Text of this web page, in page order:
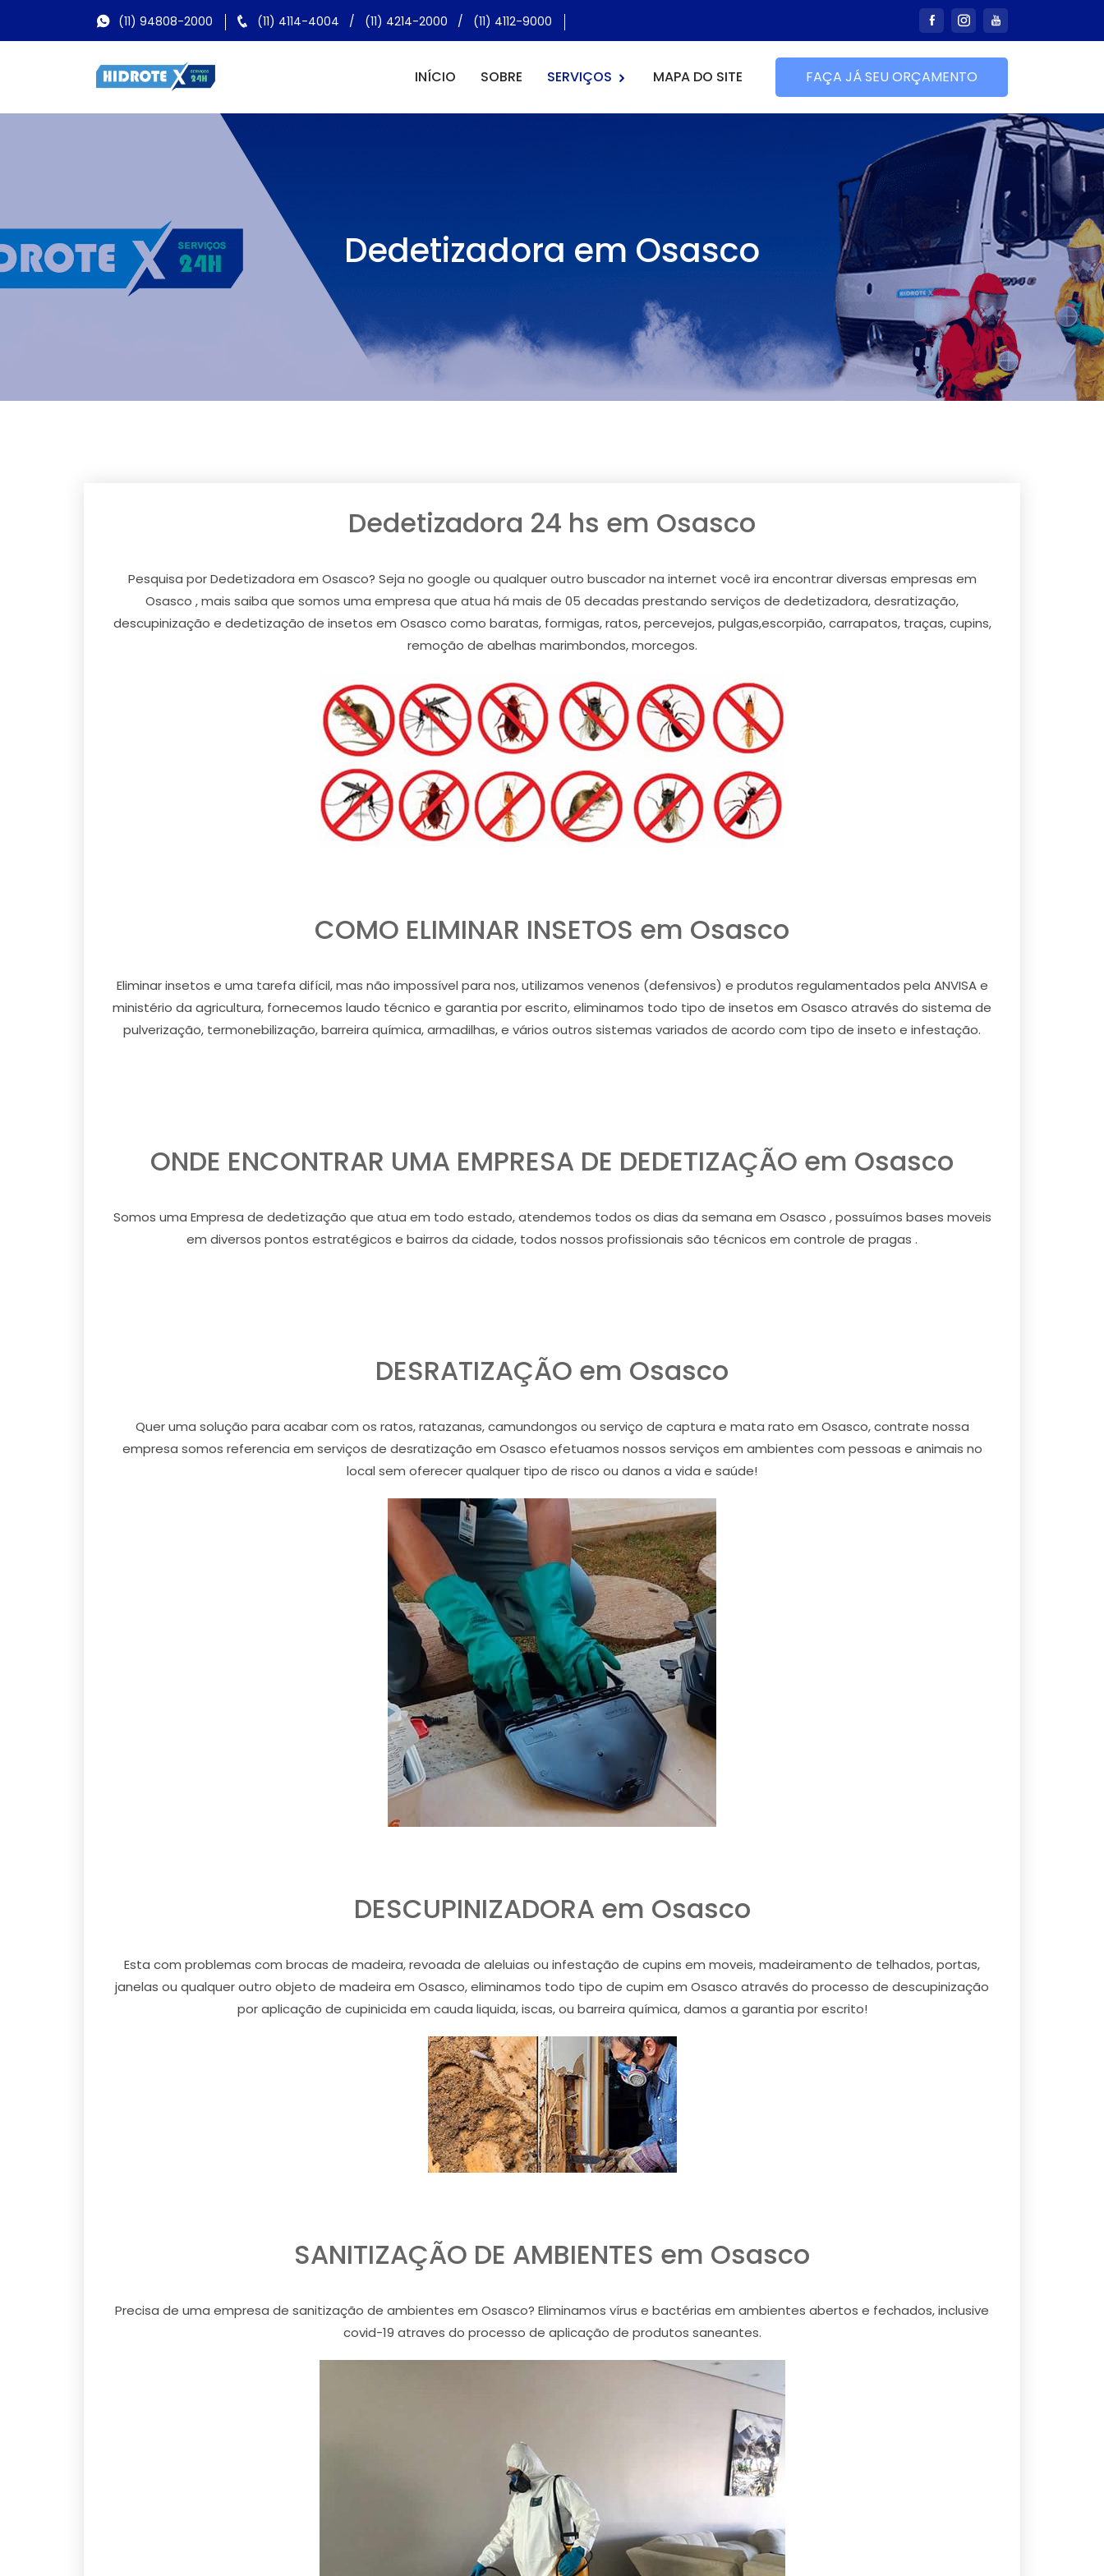
(11) 94808-2000 (11) 4114-4004 / (11) 4214-2000 / (11) 4112-9000
INÍCIO SOBRE SERVIÇOS MAPA DO SITE FAÇA JÁ SEU ORÇAMENTO
Dedetizadora em Osasco
Dedetizadora 24 hs em Osasco
Pesquisa por Dedetizadora em Osasco? Seja no google ou qualquer outro buscador na internet você ira encontrar diversas empresas em
Osasco , mais saiba que somos uma empresa que atua há mais de 05 decadas prestando serviços de dedetizadora, desratização,
descupinização e dedetização de insetos em Osasco como baratas, formigas, ratos, percevejos, pulgas,escorpião, carrapatos, traças, cupins,
remoção de abelhas marimbondos, morcegos.
COMO ELIMINAR INSETOS em Osasco
Eliminar insetos e uma tarefa difícil, mas não impossível para nos, utilizamos venenos (defensivos) e produtos regulamentados pela ANVISA e
ministério da agricultura, fornecemos laudo técnico e garantia por escrito, eliminamos todo tipo de insetos em Osasco através do sistema de
pulverização, termonebilização, barreira química, armadilhas, e vários outros sistemas variados de acordo com tipo de inseto e infestação.
ONDE ENCONTRAR UMA EMPRESA DE DEDETIZAÇÃO em Osasco
Somos uma Empresa de dedetização que atua em todo estado, atendemos todos os dias da semana em Osasco , possuímos bases moveis
em diversos pontos estratégicos e bairros da cidade, todos nossos profissionais são técnicos em controle de pragas .
DESRATIZAÇÃO em Osasco
Quer uma solução para acabar com os ratos, ratazanas, camundongos ou serviço de captura e mata rato em Osasco, contrate nossa
empresa somos referencia em serviços de desratização em Osasco efetuamos nossos serviços em ambientes com pessoas e animais no
local sem oferecer qualquer tipo de risco ou danos a vida e saúde!
DESCUPINIZADORA em Osasco
Esta com problemas com brocas de madeira, revoada de aleluias ou infestação de cupins em moveis, madeiramento de telhados, portas,
janelas ou qualquer outro objeto de madeira em Osasco, eliminamos todo tipo de cupim em Osasco através do processo de descupinização
por aplicação de cupinicida em cauda liquida, iscas, ou barreira química, damos a garantia por escrito!
SANITIZAÇÃO DE AMBIENTES em Osasco
Precisa de uma empresa de sanitização de ambientes em Osasco? Eliminamos vírus e bactérias em ambientes abertos e fechados, inclusive
covid-19 atraves do processo de aplicação de produtos saneantes.